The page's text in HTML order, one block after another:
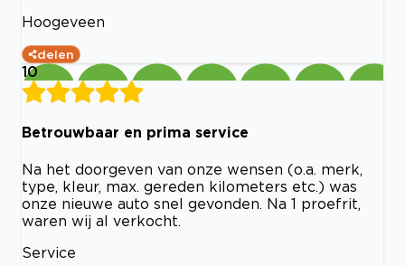
Hoogeveen
delen
10
Betrouwbaar en prima service
Na het doorgeven van onze wensen (o.a. merk,
type, kleur, max. gereden kilometers etc.) was
onze nieuwe auto snel gevonden. Na 1 proefrit,
waren wij al verkocht.
Service